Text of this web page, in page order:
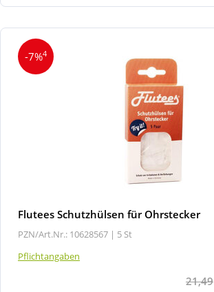
-7%4
Flutees Schutzhülsen für Ohrstecker
PZN/Art.Nr.: 10628567 | 5 St
Pflichtangaben
21,49